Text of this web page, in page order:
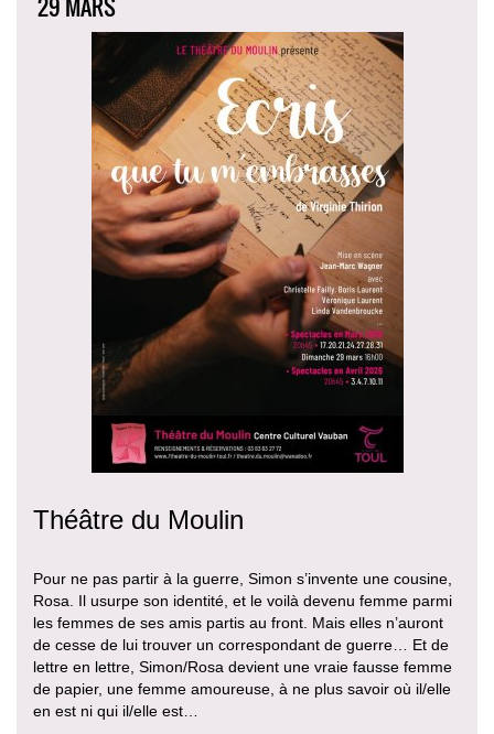
Théâtre du Moulin
Pour ne pas partir à la guerre, Simon s’invente une cousine,
Rosa. Il usurpe son identité, et le voilà devenu femme parmi
les femmes de ses amis partis au front. Mais elles n’auront
de cesse de lui trouver un correspondant de guerre… Et de
lettre en lettre, Simon/Rosa devient une vraie fausse femme
de papier, une femme amoureuse, à ne plus savoir où il/elle
en est ni qui il/elle est…